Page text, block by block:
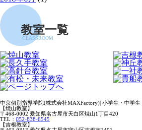
教室一覧
CLASSROOM
中京個別指導学院(株式会社MAXFactory)| 小学生・中学
【焼山教室】
〒468-0002 愛知県名古屋市天白区焼山1丁目420
TEL： 052-838-6545
【吉根教室】